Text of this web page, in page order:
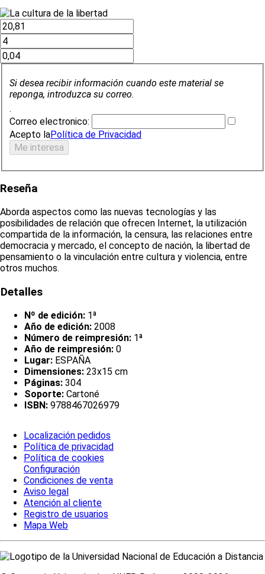
Si desea recibir información cuando este material se
reponga, introduzca su correo.
.
Correo electronico:
Acepto laPolítica de Privacidad
Reseña
Aborda aspectos como las nuevas tecnologías y las
posibilidades de relación que ofrecen Internet, la utilización
compartida de la información, la censura, las relaciones entre
democracia y mercado, el concepto de nación, la libertad de
pensamiento o la vinculación entre cultura y violencia, entre
otros muchos.
Detalles
Nº de edición: 1ª
Año de edición: 2008
Número de reimpresión: 1ª
Año de reimpresión: 0
Lugar: ESPAÑA
Dimensiones: 23x15 cm
Páginas: 304
Soporte: Cartoné
ISBN: 9788467026979
Localización pedidos
Política de privacidad
Política de cookies
Configuración
Condiciones de venta
Aviso legal
Atención al cliente
Registro de usuarios
Mapa Web